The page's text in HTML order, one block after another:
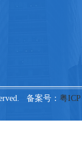
备案号： 粤ICP